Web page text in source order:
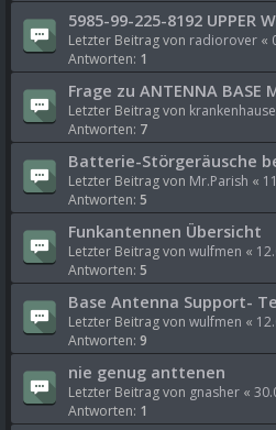
5985-99-225-8192 UPPER
Letzter Beitrag von radiorover «
Antworten: 1
Frage zu ANTENNA BASE
Letzter Beitrag von
Antworten: 7
Batterie-Störgeräusche
Letzter Beitrag von Mr.Parish «
Antworten: 5
Funkantennen Übersicht
Letzter Beitrag von wulfmen «
Antworten: 5
Base Antenna Support-
Letzter Beitrag von wulfmen «
Antworten: 9
nie genug anttenen
Letzter Beitrag von gnasher «
Antworten: 1